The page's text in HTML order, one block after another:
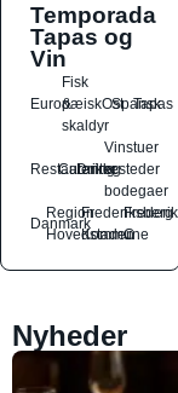
Temporada
Tapas og
Vin
Europæisk
Fisk
&
skaldyr
OstSpansk
Tapas
Restauranter
Catering
Drikkesteder
Vinstuer
og
bodegaer
Danmark
Region
Hovedstaden
Frederiksberg
Kommune
C
Nyheder